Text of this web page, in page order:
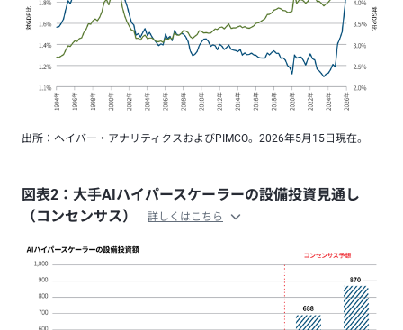
出所：ヘイバー・アナリティクスおよびPIMCO。2026年5月15日現在。
図表2：大手AIハイパースケーラーの設備投資見通し
（コンセンサス）
詳しくはこちら